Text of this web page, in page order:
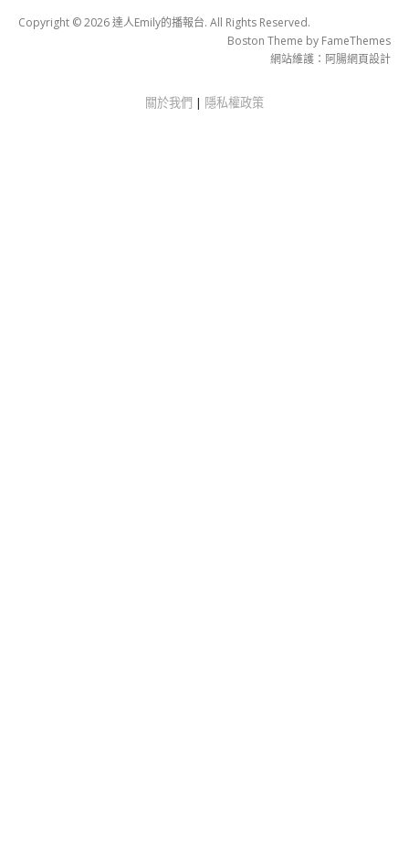
Copyright © 2026 達人Emily的播報台. All Rights Reserved.
Boston Theme by FameThemes
網站維護： 阿腸網頁設計
關於我們 | 隱私權政策